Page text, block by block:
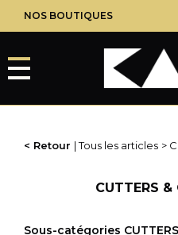
principal
NOS BOUTIQUES
Retour Tous les articles
CUTTERS &
Sous-catégories CUTTERS